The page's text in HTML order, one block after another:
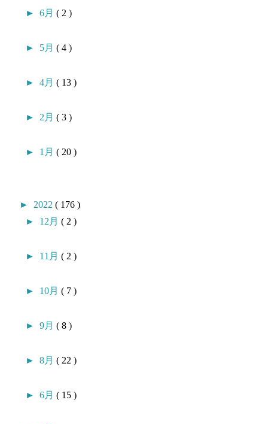
►6月( 2 )
► 5月( 4 )
►4月( 13 )
► 2月( 3 )
► 1月( 20 )
► 2022( 176 )
► 12月( 2 )
► 11月( 2 )
► 10月( 7 )
►9月( 8 )
►8月( 22 )
►6月( 15 )